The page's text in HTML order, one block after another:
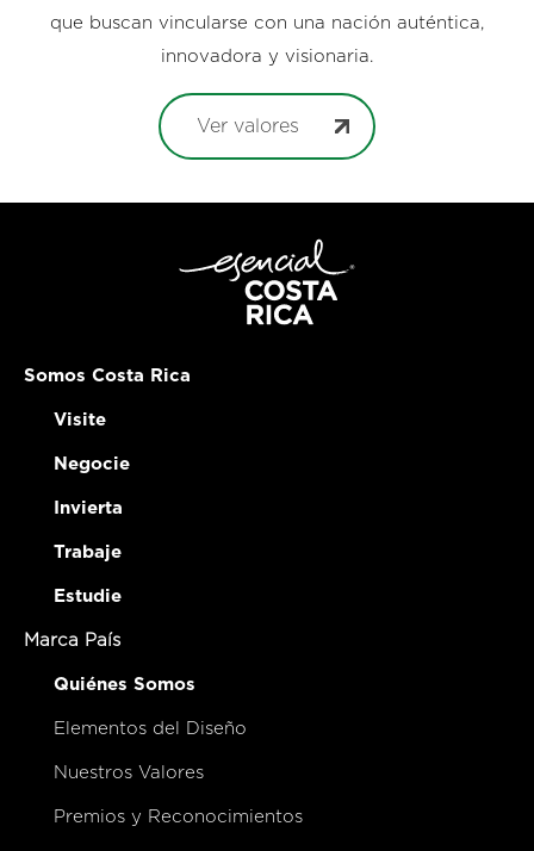
que buscan vincularse con una nación auténtica,
innovadora y visionaria.
Ver valores
Somos Costa Rica
Visite
Negocie
Invierta
Trabaje
Estudie
Marca País
Quiénes Somos
Elementos del Diseño
Nuestros Valores
Premios y Reconocimientos